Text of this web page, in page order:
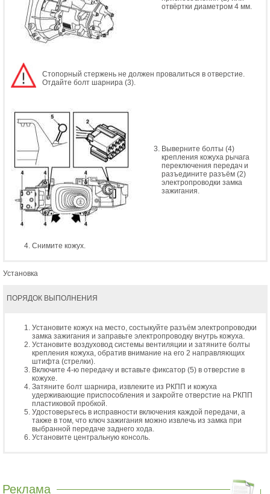
отвёртки диаметром 4 мм.
Стопорный стержень не должен провалиться в отверстие.
Отдайте болт шарнира (3).
Выверните болты (4)
крепления кожуха рычага
переключения передач и
разъедините разъём (2)
электропроводки замка
зажигания.
Снимите кожух.
Установка
ПОРЯДОК ВЫПОЛНЕНИЯ
Установите кожух на место, состыкуйте разъём электропроводки
замка зажигания и заправьте электропроводку внутрь кожуха.
Установите воздуховод системы вентиляции и затяните болты
крепления кожуха, обратив внимание на его 2 направляющих
штифта (стрелки).
Включите 4-ю передачу и вставьте фиксатор (5) в отверстие в
кожухе.
Затяните болт шарнира, извлеките из РКПП и кожуха
удерживающие приспособления и закройте отверстие на РКПП
пластиковой пробкой.
Удостоверьтесь в исправности включения каждой передачи, а
также в том, что ключ зажигания можно извлечь из замка при
выбранной передаче заднего хода.
Установите центральную консоль.
Реклама